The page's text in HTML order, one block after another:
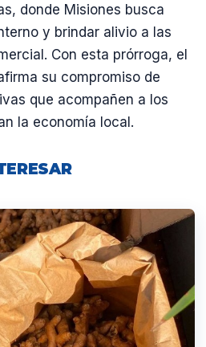
donde Misiones busca
y brindar alivio a las
Con esta prórroga, el
su compromiso de
que acompañen a los
la economía local.